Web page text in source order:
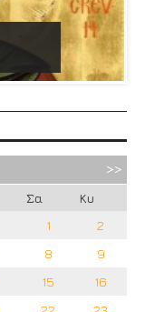
Σα
Κυ
1
2
8
9
15
16